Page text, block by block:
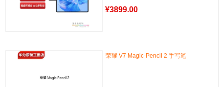
¥3899.00
荣耀 V7 Magic-Pencil 2 手写笔